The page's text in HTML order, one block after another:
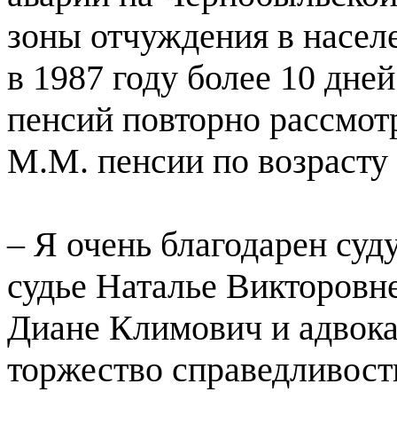
зоны отчуждения в
в 1987 году более 10
пенсий повторно
М.М. пенсии по возрасту
– Я очень благодарен
судье Наталье
Диане Климович и
торжество